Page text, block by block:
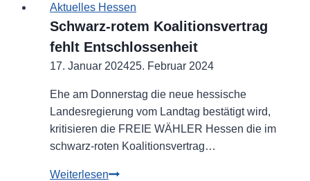
jüngste
widerliche
AfD-
Entgleisungen
und
begrüßen
Demonstrationen
gegen
rechts
Aktuelles Hessen
Schwarz-rotem Koalitionsvertrag
fehlt Entschlossenheit
17. Januar 202425. Februar 2024
Ehe am Donnerstag die neue hessische
Landesregierung vom Landtag bestätigt wird,
kritisieren die FREIE WÄHLER Hessen die im
schwarz-roten Koalitionsvertrag…
WeiterlesenSchwarz-